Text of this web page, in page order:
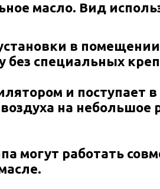
масло. Вид
в
без специальных
и
воздуха на
могут работать